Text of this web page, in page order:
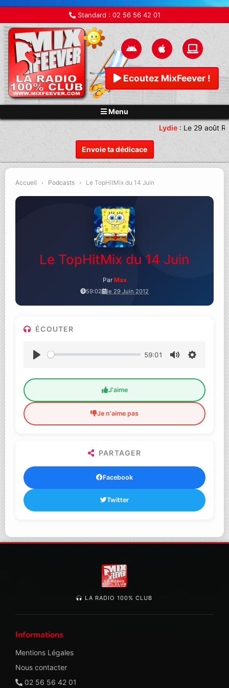
Standard : 02 56 56 42 01
Ecoutez MixFeever !
Menu
Envoie ta dédicace
Lydie: Le 29 août
Accueil › Podcasts › Le TopHitMix du 14 Juin
Le TopHitMix du 14 Juin
Par Max
59:02 le 29 Juin 2012
ÉCOUTER
59:01
J'aime
Je n'aime pas
PARTAGER
Facebook
Twitter
LA RADIO 100% CLUB
Informations
Mentions Légales
Nous contacter
02 56 56 42 01